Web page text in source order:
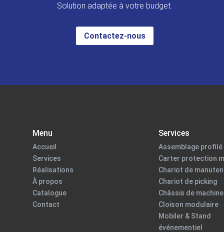
Solution adaptée à votre budget.
Contactez-nous
Menu
Accueil
Services
Réalisations
À propos
Catalogue
Contact
Services
Assemblage profilé
Carter protection
Chariot de
Chariot de picking
Châssis de machine
Cloison modulaire
Mobiler & Stand
événementiel